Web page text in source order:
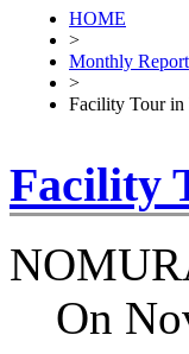
HOME
>
Monthly Report
>
Facility Tour in
Facility
On